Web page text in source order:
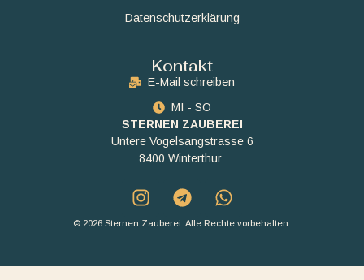
Datenschutzerklärung
Kontakt
E-Mail schreiben
MI - SO
STERNEN ZAUBEREI
Untere Vogelsangstrasse 6
8400 Winterthur
© 2026 Sternen Zauberei. Alle Rechte vorbehalten.